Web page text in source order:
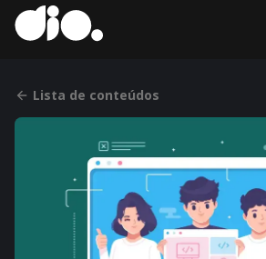
Lista de conteúdos